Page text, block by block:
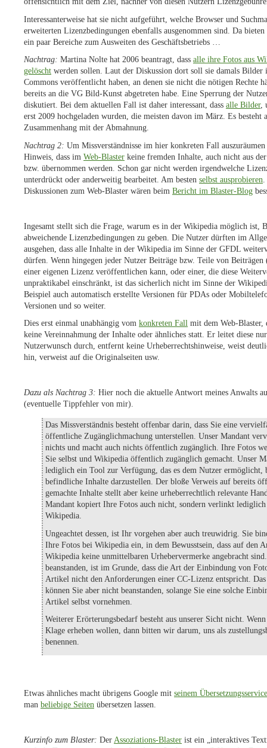
Interessanterweise hat sie nicht aufgeführt, welche Browser und
erweiterten Lizenzbedingungen ebenfalls ausgenommen sind. Da
ein paar Bereiche zum Ausweiten des Geschäftsbetriebs …
Nachtrag: Martina Nolte hat 2006 beantragt, dass alle ihre Fotos aus
gelöscht werden sollen. Laut der Diskussion dort soll sie damals Bilder
Commons veröffentlicht haben, an denen sie nicht die nötigen Rechte
bereits an die VG Bild-Kunst abgetreten habe. Eine Sperrung der
diskutiert. Bei dem aktuellen Fall ist daher interessant, dass alle Bilder,
erst 2009 hochgeladen wurden, die meisten davon im März. Es besteht
Zusammenhang mit der Abmahnung.
Nachtrag 2: Um Missverständnisse im hier konkreten Fall
Hinweis, dass im Web-Blaster keine fremden Inhalte, auch nicht aus
bzw. übernommen werden. Schon gar nicht werden irgendwelche
unterdrückt oder anderweitig bearbeitet. Am besten selbst ausprobieren
Diskussionen zum Web-Blaster wären beim Bericht im Blaster-Blog
Ingesamt stellt sich die Frage, warum es in der Wikipedia möglich ist,
abweichende Lizenzbedingungen zu geben. Die Nutzer dürften im
ausgehen, dass alle Inhalte in der Wikipedia im Sinne der GFDL
dürfen. Wenn hingegen jeder Nutzer Beiträge bzw. Teile von Beiträgen
einer eigenen Lizenz veröffentlichen kann, oder einer, die diese
unpraktikabel einschränkt, ist das sicherlich nicht im Sinne der
Beispiel auch automatisch erstellte Versionen für PDAs oder
Versionen und so weiter.
Dies erst einmal unabhängig vom konkreten Fall mit dem Web-Blaster,
keine Vereinnahmung der Inhalte oder ähnliches statt. Er leitet diese
Nutzerwunsch durch, entfernt keine Urheberrechtshinweise, weist
hin, verweist auf die Originalseiten usw.
Dazu als Nachtrag 3: Hier noch die aktuelle Antwort meines Anwalts
(eventuelle Tippfehler von mir).
Das Missverständnis besteht offenbar darin, dass Sie eine
öffentliche Zugänglichmachung unterstellen. Unser Mandant
nichts und macht auch nichts öffentlich zugänglich. Ihre Fotos
Sie selbst und Wikipedia öffentlich zugänglich gemacht. Unser
lediglich ein Tool zur Verfügung, das es dem Nutzer ermöglicht,
befindliche Inhalte darzustellen. Der bloße Verweis auf bereits
gemachte Inhalte stellt aber keine urheberrechtlich relevante
Mandant kopiert Ihre Fotos auch nicht, sondern verlinkt
Wikipedia.
Ungeachtet dessen, ist Ihr vorgehen aber auch treuwidrig. Sie
Ihre Fotos bei Wikipedia ein, in dem Bewusstsein, dass auf den
Wikipedia keine unmittelbaren Urhebervermerke angebracht
beanstanden, ist im Grunde, dass die Art der Einbindung von
Artikel nicht den Anforderungen einer CC-Lizenz entspricht. Das
können Sie aber nicht beanstanden, solange Sie eine solche
Artikel selbst vornehmen.
Weiterer Erörterungsbedarf besteht aus unserer Sicht nicht.
Klage erheben wollen, dann bitten wir darum, uns als
benennen.
Etwas ähnliches macht übrigens Google mit seinem Übersetzungsservice
man beliebige Seiten übersetzen lassen.
Kurzinfo zum Blaster: Der Assoziations-Blaster ist ein „interaktives